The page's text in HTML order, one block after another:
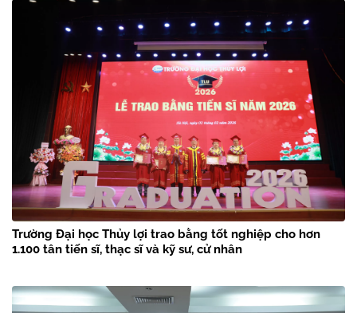
Trường Đại học Thủy lợi trao bằng tốt nghiệp cho hơn
1.100 tân tiến sĩ, thạc sĩ và kỹ sư, cử nhân